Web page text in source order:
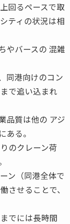
回るペースで取
ティの状況は相
やバースの 混雑
同港向けのコン
で追い込まれ
品質は他の アジ
る。
のクレーン荷
ン（同港全体で
させることで、
でには長時間